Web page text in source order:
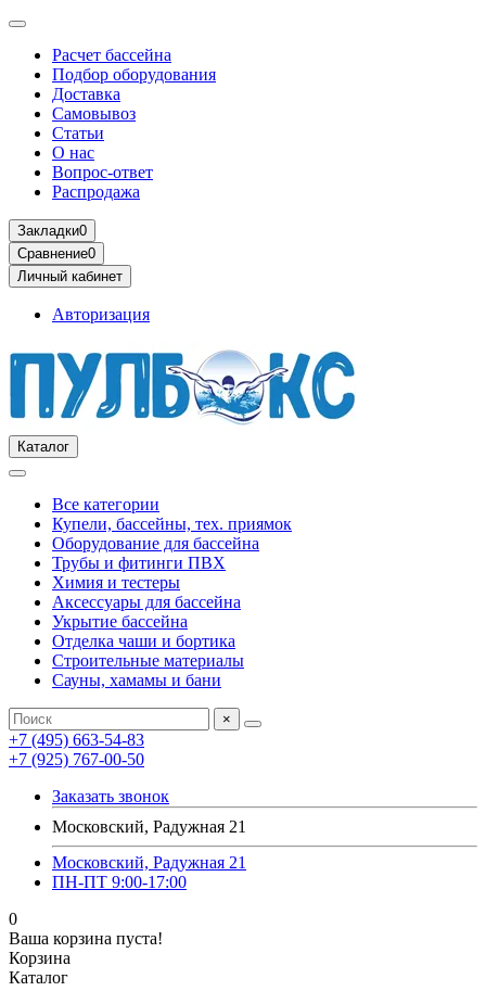
Расчет бассейна
Подбор оборудования
Доставка
Самовывоз
Статьи
О нас
Вопрос-ответ
Распродажа
Закладки0
Сравнение0
Личный кабинет
Авторизация
Каталог
Все категории
Купели, бассейны, тех. приямок
Оборудование для бассейна
Трубы и фитинги ПВХ
Химия и тестеры
Аксессуары для бассейна
Укрытие бассейна
Отделка чаши и бортика
Строительные материалы
Сауны, хамамы и бани
×
+7 (495) 663-54-83
+7 (925) 767-00-50
Заказать звонок
Московский, Радужная 21
Московский, Радужная 21
ПН-ПТ 9:00-17:00
0
Ваша корзина пуста!
Корзина
Каталог